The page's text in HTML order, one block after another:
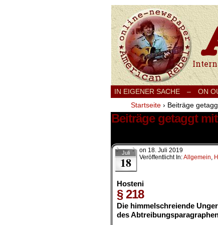
IN EIGENER SACHE – ON
Startseite › Beiträge
Beiträge getaggt
Juli
18
on 18. Juli 2019
Veröffentlicht In:Allgemein,
Hosteni
§ 218
Die himmelschreiende
des